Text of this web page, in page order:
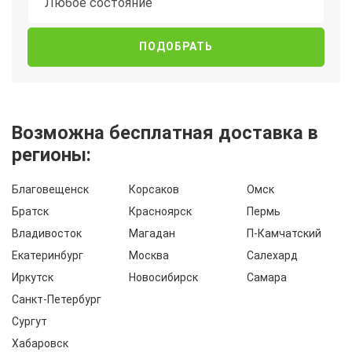
Возможна бесплатная доставка в
регионы:
Благовещенск
Братск
Владивосток
Екатеринбург
Иркутск
Корсаков
Красноярск
Магадан
Москва
Новосибирск
Омск
Пермь
П-Камчатский
Салехард
Самара
Санкт-Петербург
Сургут
Хабаровск